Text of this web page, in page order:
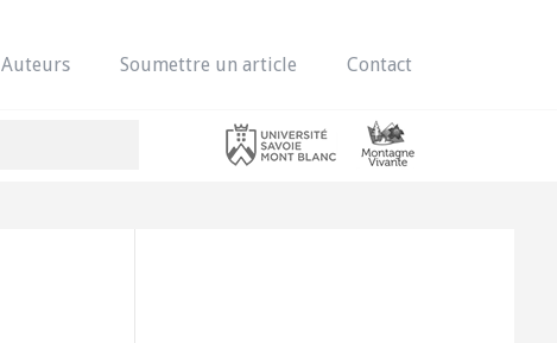
Auteurs Soumettre un article Contact